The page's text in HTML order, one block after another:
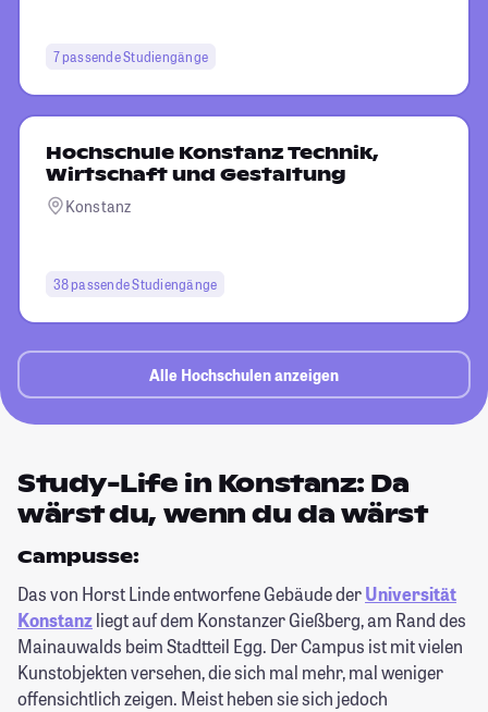
7 passende Studiengänge
Hochschule Konstanz Technik,
Wirtschaft und Gestaltung
Konstanz
38 passende Studiengänge
Alle Hochschulen anzeigen
Study-Life in Konstanz: Da
wärst du, wenn du da wärst
Campusse:
Das von Horst Linde entworfene Gebäude derUniversität
Konstanzliegt auf dem Konstanzer Gießberg, am Rand des
Mainauwalds beim Stadtteil Egg. Der Campus ist mit vielen
Kunstobjekten versehen, die sich mal mehr, mal weniger
offensichtlich zeigen. Meist heben sie sich jedoch